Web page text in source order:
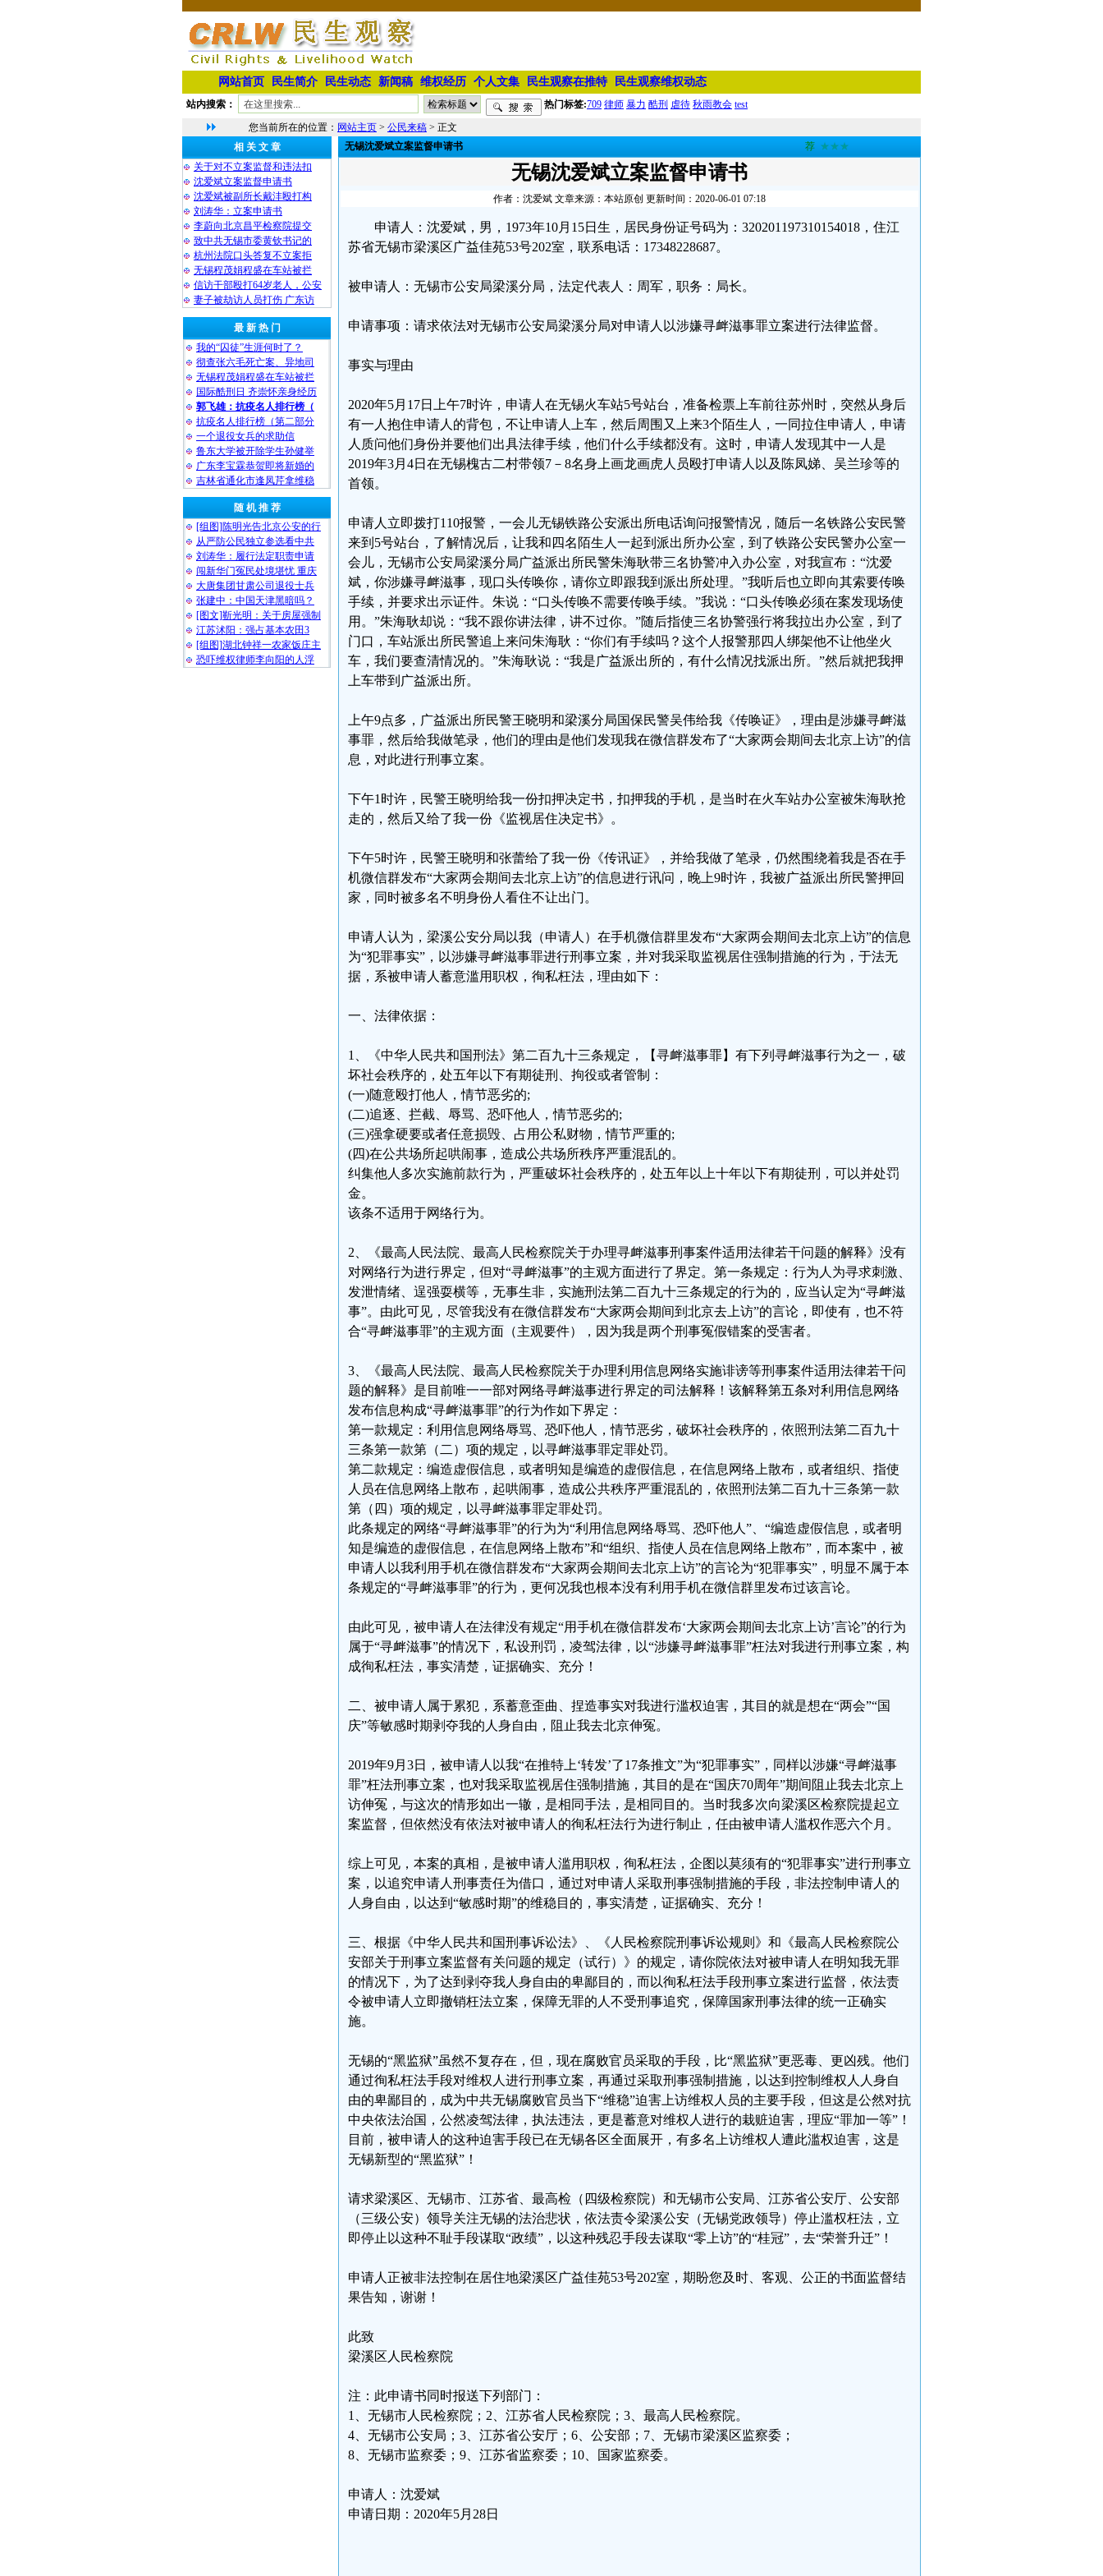
网站首页 民生简介 民生动态 新闻稿 维权经历 个人文集 民生观察在推特 民生观察维权动态
站内搜索： 热门标签:709 律师 暴力 酷刑 虐待 秋雨教会 test
您当前所在的位置： 网站主页 > 公民来稿 > 正文
相 关 文 章
关于对不立案监督和违法扣
沈爱斌立案监督申请书
沈爱斌被副所长戴沣殴打构
刘涛华：立案申请书
李蔚向北京昌平检察院提交
致中共无锡市委黄钦书记的
杭州法院口头答复不立案拒
无锡程茂娟程盛在车站被拦
信访干部殴打64岁老人，公安
妻子被劫访人员打伤 广东访
最 新 热 门
我的“囚徒”生涯何时了？
彻查张六毛死亡案、异地司
无锡程茂娟程盛在车站被拦
国际酷刑日 齐崇怀亲身经历
郭飞雄：抗疫名人排行榜（
抗疫名人排行榜（第二部分
一个退役女兵的求助信
鲁东大学被开除学生孙健举
广东李宝霖恭贺即将新婚的
吉林省通化市逢凤芹拿维稳
随 机 推 荐
[组图]陈明光告北京公安的行
从严防公民独立参选看中共
刘涛华：履行法定职责申请
闯新华门冤民处境堪忧 重庆
大唐集团甘肃公司退役士兵
张建中：中国天津黑暗吗？
[图文]靳光明：关于房屋强制
江苏沭阳：强占基本农田3
[组图]湖北钟祥一农家饭庄主
恐吓维权律师李向阳的人浮
无锡沈爱斌立案监督申请书 荐 ★★★
无锡沈爱斌立案监督申请书
作者：沈爱斌 文章来源：本站原创 更新时间：2020-06-01 07:18
申请人：沈爱斌，男，1973年10月15日生，居民身份证号码为：320201197310154018，住江
苏省无锡市梁溪区广益佳苑53号202室，联系电话：17348228687。
被申请人：无锡市公安局梁溪分局，法定代表人：周军，职务：局长。
申请事项：请求依法对无锡市公安局梁溪分局对申请人以涉嫌寻衅滋事罪立案进行法律监督。
事实与理由
2020年5月17日上午7时许，申请人在无锡火车站5号站台，准备检票上车前往苏州时，突然从身后
有一人抱住申请人的背包，不让申请人上车，然后周围又上来3个陌生人，一同拉住申请人，申请
人质问他们身份并要他们出具法律手续，他们什么手续都没有。这时，申请人发现其中一人是
2019年3月4日在无锡槐古二村带领7－8名身上画龙画虎人员殴打申请人以及陈凤娣、吴兰珍等的
首领。
申请人立即拨打110报警，一会儿无锡铁路公安派出所电话询问报警情况，随后一名铁路公安民警
来到5号站台，了解情况后，让我和四名陌生人一起到派出所办公室，到了铁路公安民警办公室一
会儿，无锡市公安局梁溪分局广益派出所民警朱海耿带三名协警冲入办公室，对我宣布：“沈爱
斌，你涉嫌寻衅滋事，现口头传唤你，请你立即跟我到派出所处理。”我听后也立即向其索要传唤
手续，并要求出示证件。朱说：“口头传唤不需要传唤手续。”我说：“口头传唤必须在案发现场使
用。”朱海耿却说：“我不跟你讲法律，讲不过你。”随后指使三名协警强行将我拉出办公室，到了
门口，车站派出所民警追上来问朱海耿：“你们有手续吗？这个人报警那四人绑架他不让他坐火
车，我们要查清情况的。”朱海耿说：“我是广益派出所的，有什么情况找派出所。”然后就把我押
上车带到广益派出所。
上午9点多，广益派出所民警王晓明和梁溪分局国保民警吴伟给我《传唤证》，理由是涉嫌寻衅滋
事罪，然后给我做笔录，他们的理由是他们发现我在微信群发布了“大家两会期间去北京上访”的信
息，对此进行刑事立案。
下午1时许，民警王晓明给我一份扣押决定书，扣押我的手机，是当时在火车站办公室被朱海耿抢
走的，然后又给了我一份《监视居住决定书》。
下午5时许，民警王晓明和张蕾给了我一份《传讯证》，并给我做了笔录，仍然围绕着我是否在手
机微信群发布“大家两会期间去北京上访”的信息进行讯问，晚上9时许，我被广益派出所民警押回
家，同时被多名不明身份人看住不让出门。
申请人认为，梁溪公安分局以我（申请人）在手机微信群里发布“大家两会期间去北京上访”的信息
为“犯罪事实”，以涉嫌寻衅滋事罪进行刑事立案，并对我采取监视居住强制措施的行为，于法无
据，系被申请人蓄意滥用职权，徇私枉法，理由如下：
一、法律依据：
1、《中华人民共和国刑法》第二百九十三条规定，【寻衅滋事罪】有下列寻衅滋事行为之一，破
坏社会秩序的，处五年以下有期徒刑、拘役或者管制：
(一)随意殴打他人，情节恶劣的;
(二)追逐、拦截、辱骂、恐吓他人，情节恶劣的;
(三)强拿硬要或者任意损毁、占用公私财物，情节严重的;
(四)在公共场所起哄闹事，造成公共场所秩序严重混乱的。
纠集他人多次实施前款行为，严重破坏社会秩序的，处五年以上十年以下有期徒刑，可以并处罚
金。
该条不适用于网络行为。
2、《最高人民法院、最高人民检察院关于办理寻衅滋事刑事案件适用法律若干问题的解释》没有
对网络行为进行界定，但对“寻衅滋事”的主观方面进行了界定。第一条规定：行为人为寻求刺激、
发泄情绪、逞强耍横等，无事生非，实施刑法第二百九十三条规定的行为的，应当认定为“寻衅滋
事”。由此可见，尽管我没有在微信群发布“大家两会期间到北京去上访”的言论，即使有，也不符
合“寻衅滋事罪”的主观方面（主观要件），因为我是两个刑事冤假错案的受害者。
3、《最高人民法院、最高人民检察院关于办理利用信息网络实施诽谤等刑事案件适用法律若干问
题的解释》是目前唯一一部对网络寻衅滋事进行界定的司法解释！该解释第五条对利用信息网络
发布信息构成“寻衅滋事罪”的行为作如下界定：
第一款规定：利用信息网络辱骂、恐吓他人，情节恶劣，破坏社会秩序的，依照刑法第二百九十
三条第一款第（二）项的规定，以寻衅滋事罪定罪处罚。
第二款规定：编造虚假信息，或者明知是编造的虚假信息，在信息网络上散布，或者组织、指使
人员在信息网络上散布，起哄闹事，造成公共秩序严重混乱的，依照刑法第二百九十三条第一款
第（四）项的规定，以寻衅滋事罪定罪处罚。
此条规定的网络“寻衅滋事罪”的行为为“利用信息网络辱骂、恐吓他人”、“编造虚假信息，或者明
知是编造的虚假信息，在信息网络上散布”和“组织、指使人员在信息网络上散布”，而本案中，被
申请人以我利用手机在微信群发布“大家两会期间去北京上访”的言论为“犯罪事实”，明显不属于本
条规定的“寻衅滋事罪”的行为，更何况我也根本没有利用手机在微信群里发布过该言论。
由此可见，被申请人在法律没有规定“用手机在微信群发布‘大家两会期间去北京上访’言论”的行为
属于“寻衅滋事”的情况下，私设刑罚，凌驾法律，以“涉嫌寻衅滋事罪”枉法对我进行刑事立案，构
成徇私枉法，事实清楚，证据确实、充分！
二、被申请人属于累犯，系蓄意歪曲、捏造事实对我进行滥权迫害，其目的就是想在“两会”“国
庆”等敏感时期剥夺我的人身自由，阻止我去北京伸冤。
2019年9月3日，被申请人以我“在推特上‘转发’了17条推文”为“犯罪事实”，同样以涉嫌“寻衅滋事
罪”枉法刑事立案，也对我采取监视居住强制措施，其目的是在“国庆70周年”期间阻止我去北京上
访伸冤，与这次的情形如出一辙，是相同手法，是相同目的。当时我多次向梁溪区检察院提起立
案监督，但依然没有依法对被申请人的徇私枉法行为进行制止，任由被申请人滥权作恶六个月。
综上可见，本案的真相，是被申请人滥用职权，徇私枉法，企图以莫须有的“犯罪事实”进行刑事立
案，以追究申请人刑事责任为借口，通过对申请人采取刑事强制措施的手段，非法控制申请人的
人身自由，以达到“敏感时期”的维稳目的，事实清楚，证据确实、充分！
三、根据《中华人民共和国刑事诉讼法》、《人民检察院刑事诉讼规则》和《最高人民检察院公
安部关于刑事立案监督有关问题的规定（试行）》的规定，请你院依法对被申请人在明知我无罪
的情况下，为了达到剥夺我人身自由的卑鄙目的，而以徇私枉法手段刑事立案进行监督，依法责
令被申请人立即撤销枉法立案，保障无罪的人不受刑事追究，保障国家刑事法律的统一正确实
施。
无锡的“黑监狱”虽然不复存在，但，现在腐败官员采取的手段，比“黑监狱”更恶毒、更凶残。他们
通过徇私枉法手段对维权人进行刑事立案，再通过采取刑事强制措施，以达到控制维权人人身自
由的卑鄙目的，成为中共无锡腐败官员当下“维稳”迫害上访维权人员的主要手段，但这是公然对抗
中央依法治国，公然凌驾法律，执法违法，更是蓄意对维权人进行的栽赃迫害，理应“罪加一等”！
目前，被申请人的这种迫害手段已在无锡各区全面展开，有多名上访维权人遭此滥权迫害，这是
无锡新型的“黑监狱”！
请求梁溪区、无锡市、江苏省、最高检（四级检察院）和无锡市公安局、江苏省公安厅、公安部
（三级公安）领导关注无锡的法治悲状，依法责令梁溪公安（无锡党政领导）停止滥权枉法，立
即停止以这种不耻手段谋取“政绩”，以这种残忍手段去谋取“零上访”的“桂冠”，去“荣誉升迁”！
申请人正被非法控制在居住地梁溪区广益佳苑53号202室，期盼您及时、客观、公正的书面监督结
果告知，谢谢！
此致
梁溪区人民检察院
注：此申请书同时报送下列部门：
1、无锡市人民检察院；2、江苏省人民检察院；3、最高人民检察院。
4、无锡市公安局；3、江苏省公安厅；6、公安部；7、无锡市梁溪区监察委；
8、无锡市监察委；9、江苏省监察委；10、国家监察委。
申请人：沈爱斌
申请日期：2020年5月28日